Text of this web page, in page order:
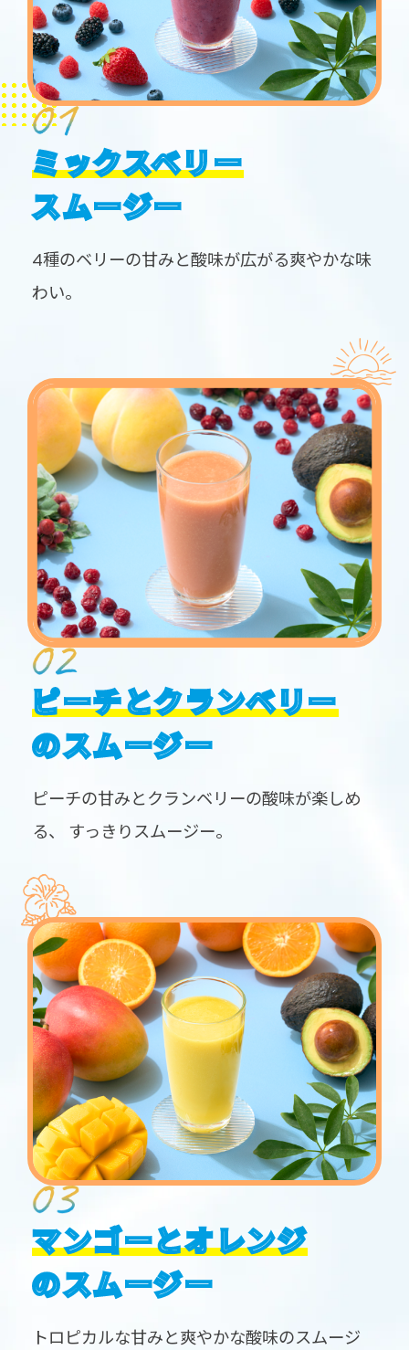
ミックスベリー
スムージー
4種のベリーの甘みと酸味が広がる爽やかな味
わい。
ピーチとクランベリー
のスムージー
ピーチの甘みとクランベリーの酸味が楽しめ
る、
すっきりスムージー。
マンゴーとオレンジ
のスムージー
トロピカルな甘みと爽やかな酸味のスムージ